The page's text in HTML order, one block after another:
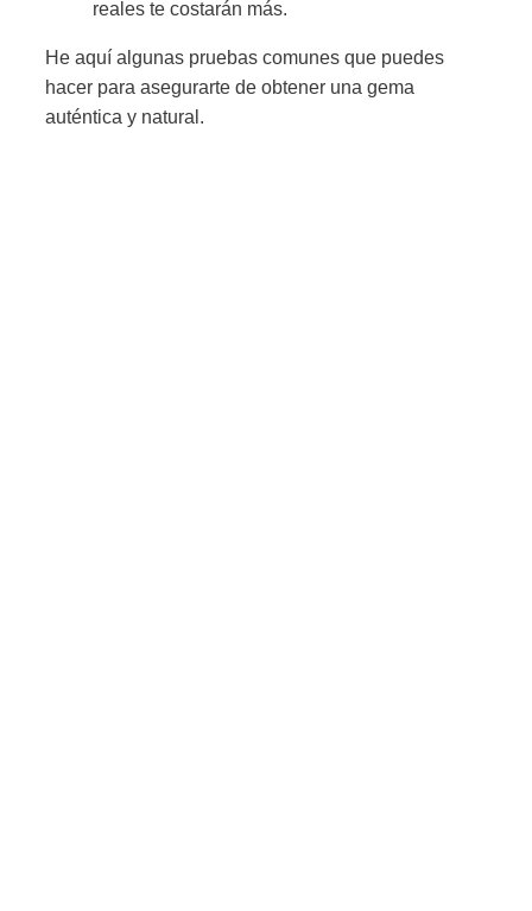
reales te costarán más.
He aquí algunas pruebas comunes que puedes
hacer para asegurarte de obtener una gema
auténtica y natural.